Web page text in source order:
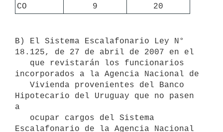
CO
9 20
B) El Sistema Escalafonario Ley N°
18.125, de 27 de abril de 2007 en el
incorporados a la Agencia Nacional de
Hipotecario del Uruguay que no pasen
a
Escalafonario de la Agencia Nacional